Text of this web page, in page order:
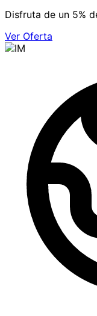
Disfruta de un 5%
Ver Oferta